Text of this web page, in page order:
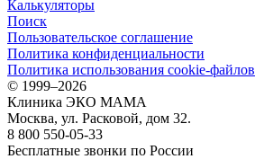
Калькуляторы
Поиск
Пользовательское соглашение
Политика конфиденциальности
Политика использования cookie-файлов
© 1999–2026
Клиника ЭКО МАМА
Москва, ул. Расковой, дом 32.
8 800 550-05-33
Бесплатные звонки по России